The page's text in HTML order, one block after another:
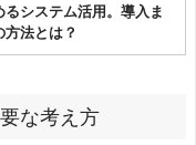
システム活用。導入ま
法とは？
な考え方